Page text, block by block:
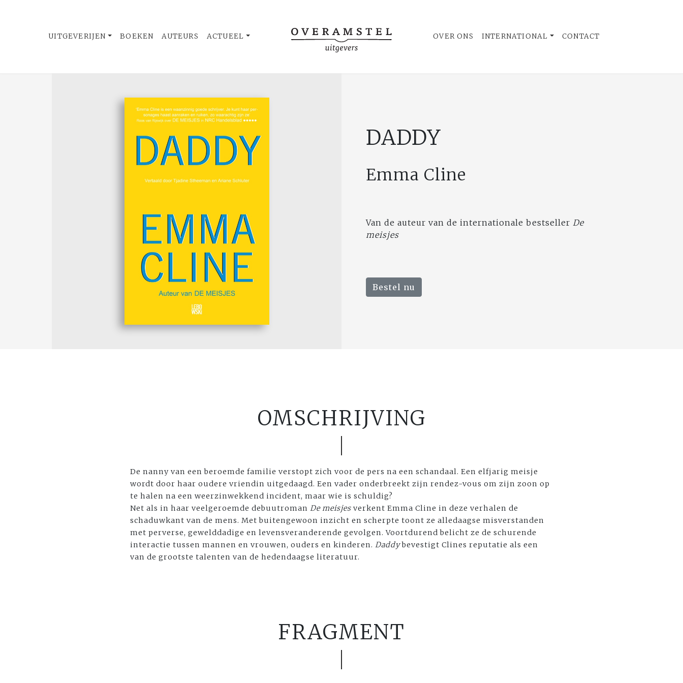
UITGEVERIJEN BOEKEN AUTEURS ACTUEEL OVER ONS INTERNATIONAL CONTACT
DADDY
Emma Cline
Van de auteur van de internationale bestseller De
meisjes
Bestel nu
OMSCHRIJVING
De nanny van een beroemde familie verstopt zich voor de pers na een schandaal. Een elfjarig meisje
wordt door haar oudere vriendin uitgedaagd. Een vader onderbreekt zijn rendez-vous om zijn zoon op
te halen na een weerzinwekkend incident, maar wie is schuldig?
Net als in haar veelgeroemde debuutroman De meisjesverkent Emma Cline in deze verhalen de
schaduwkant van de mens. Met buitengewoon inzicht en scherpte toont ze alledaagse misverstanden
met perverse, gewelddadige en levensveranderende gevolgen. Voortdurend belicht ze de schurende
interactie tussen mannen en vrouwen, ouders en kinderen. Daddybevestigt Clines reputatie als een
van de grootste talenten van de hedendaagse literatuur.
FRAGMENT